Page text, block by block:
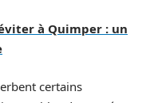
à Quimper : un
certains